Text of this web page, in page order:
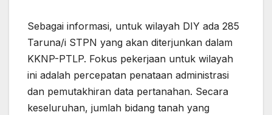
Sebagai informasi, untuk wilayah DIY ada 285
Taruna/i STPN yang akan diterjunkan dalam
KKNP-PTLP. Fokus pekerjaan untuk wilayah
ini adalah percepatan penataan administrasi
dan pemutakhiran data pertanahan. Secara
keseluruhan, jumlah bidang tanah yang